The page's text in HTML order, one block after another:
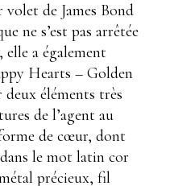
de James Bond
ne s’est pas arrêtée
a également
Hearts – Golden
éléments très
de l’agent au
de cœur, dont
le mot latin cor
précieux, fil